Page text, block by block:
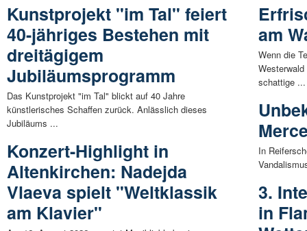
Kunstprojekt "im Tal" feiert
40-jähriges Bestehen mit
dreitägigem
Jubiläumsprogramm
Das Kunstprojekt "im Tal" blickt auf 40 Jahre
künstlerisches Schaffen zurück. Anlässlich dieses
Jubiläums ...
Konzert-Highlight in
Altenkirchen: Nadejda
Vlaeva spielt "Weltklassik
am Klavier"
am
Wenn die
schattige ...
In
3.
in